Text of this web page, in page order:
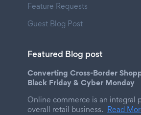
Feature Requests
Guest Blog Post
Featured Blog post
Converting Cross-Border
Black Friday & Cyber Monday
Online commerce is an integral
overall retail business. Read